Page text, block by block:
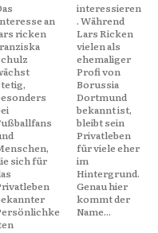
an
ricken
sich für
Während
Ricken
als
von
ist,
sein
viele eher
hier
der
Name...